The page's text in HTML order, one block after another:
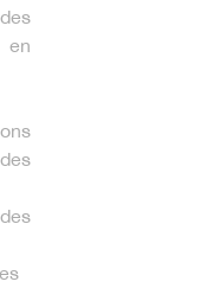
en